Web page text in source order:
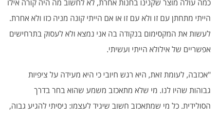
כמה עולה מוצר שקנינו בחנות אחרת, לא לחשוב מה היה קורה אילו
הייתי מתחתן עם זו ולא עם זו או אם הייתי קונה מניה כזו ולא אחרת.
לעשות את המקסימום בנקודה בה אני נמצא ולא לעסוק בתרחישים
אפשריים של אילולא הייתי ועשיתי.
"אכזבה, לעומת זאת, היא רגש חיובי כי היא מעידה על ציפיות
גבוהות שהיו לנו. מי שלא מתאכזב משמע שהוא בחר בדרך
הסולידית. כל מי שמתאכזב חשוב שיגיד לעצמו: ניסיתי להגיע גבוה,